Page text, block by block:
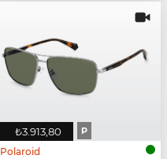
₺3.913,80 P
Polaroid